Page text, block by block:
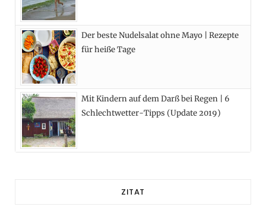
Der beste Nudelsalat ohne Mayo | Rezepte
für heiße Tage
Mit Kindern auf dem Darß bei Regen | 6
Schlechtwetter-Tipps (Update 2019)
ZITAT